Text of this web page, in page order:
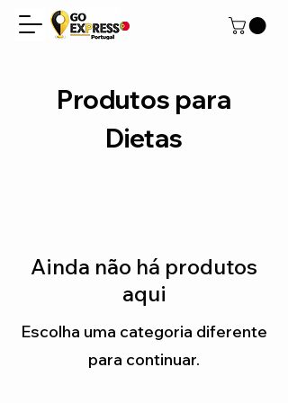
Produtos para
Dietas
Ainda não há produtos
aqui
Escolha uma categoria diferente
para continuar.